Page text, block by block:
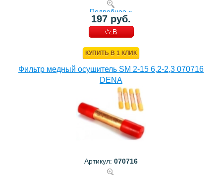
Подробнее »
197 руб.
В
КУПИТЬ В 1 КЛИК
Фильтр медный осушитель SM 2-15 6,2-2,3 070716
DENA
Артикул: 070716